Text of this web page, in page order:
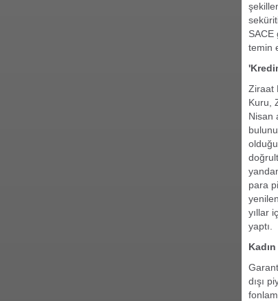
SACE
temin
Ziraat
Kuru,
Nisan
para
yıllar
yaptı.
dışı